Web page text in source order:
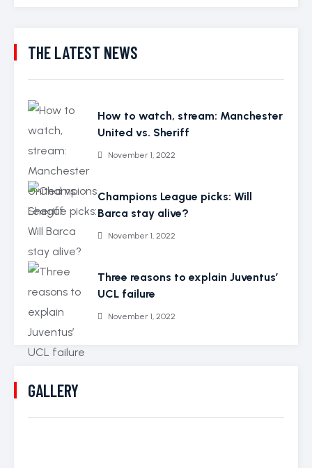
THE LATEST NEWS
How to watch, stream: Manchester
United vs. Sheriff
November 1, 2022
Champions League picks: Will
Barca stay alive?
November 1, 2022
Three reasons to explain Juventus’
UCL failure
November 1, 2022
GALLERY